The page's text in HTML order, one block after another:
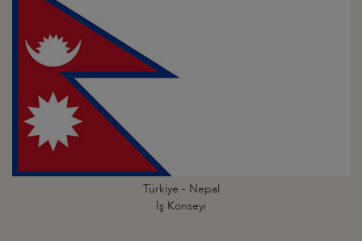
Türkiye - Nepal
İş Konseyi